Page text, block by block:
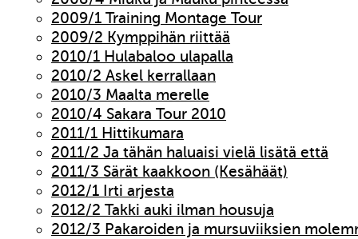
2009/1 Training Montage Tour
2009/2 Kymppihän riittää
2010/1 Hulabaloo ulapalla
2010/2 Askel kerrallaan
2010/3 Maalta merelle
2010/4 Sakara Tour 2010
2011/1 Hittikumara
2011/2 Ja tähän haluaisi vielä lisätä että
2011/3 Särät kaakkoon (Kesähäät)
2012/1 Irti arjesta
2012/2 Takki auki ilman housuja
2012/3 Pakaroiden ja mursuviiksien